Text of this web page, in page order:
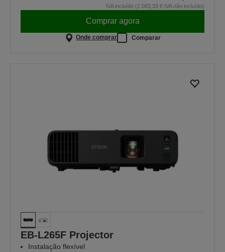
IVA incluído (2.083,33 € IVA não incluído)
Comprar agora
Onde comprar Comparar
EB-L265F Projector
Instalação flexível